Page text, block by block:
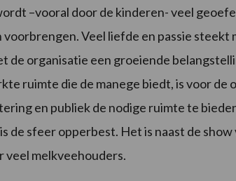
–vooral door de kinderen- veel
voorbrengen. Veel liefde en passie steekt
de organisatie een groeiende
ruimte die de manege biedt, is voor
en publiek de nodige ruimte te
de sfeer opperbest. Het is naast de
melkveehouders.